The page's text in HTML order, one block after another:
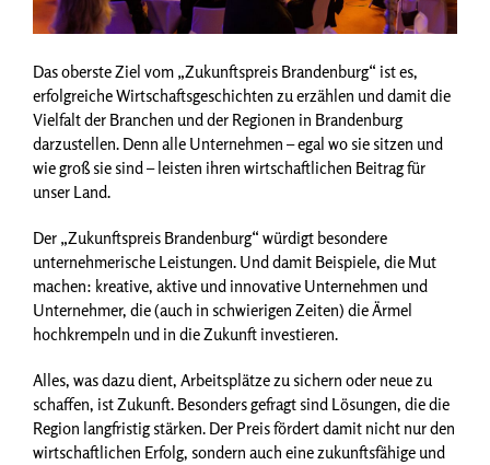
Das oberste Ziel vom „Zukunftspreis Brandenburg“ ist es,
erfolgreiche Wirtschaftsgeschichten zu erzählen und damit die
Vielfalt der Branchen und der Regionen in Brandenburg
darzustellen. Denn alle Unternehmen – egal wo sie sitzen und
wie groß sie sind – leisten ihren wirtschaftlichen Beitrag für
unser Land.
Der „Zukunftspreis Brandenburg“ würdigt besondere
unternehmerische Leistungen. Und damit Beispiele, die Mut
machen: kreative, aktive und innovative Unternehmen und
Unternehmer, die (auch in schwierigen Zeiten) die Ärmel
hochkrempeln und in die Zukunft investieren.
Alles, was dazu dient, Arbeitsplätze zu sichern oder neue zu
schaffen, ist Zukunft. Besonders gefragt sind Lösungen, die die
Region langfristig stärken. Der Preis fördert damit nicht nur den
wirtschaftlichen Erfolg, sondern auch eine zukunftsfähige und